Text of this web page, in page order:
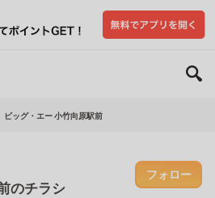
ビッグ・エー 小竹向原駅前
のチラシ
フォロー